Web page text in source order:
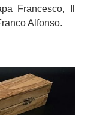
Francesco, Il
Alfonso.